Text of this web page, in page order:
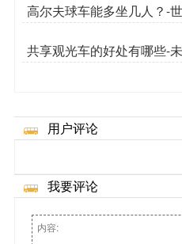
高尔夫球车能多坐几人？-
之一[五菱]
共享观光车的好处有哪些-
观光车吗[五菱]
用户评论
我要评论